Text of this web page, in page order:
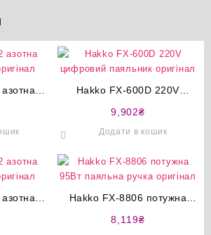
Hakko FX-600D 220V
оригінал
9,902₴
Додати в кошик
Hakko FX-8806 потужна
оригінал
8,119₴